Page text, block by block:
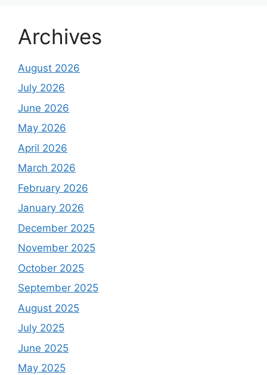
Archives
August 2026
July 2026
June 2026
May 2026
April 2026
March 2026
February 2026
January 2026
December 2025
November 2025
October 2025
September 2025
August 2025
July 2025
June 2025
May 2025